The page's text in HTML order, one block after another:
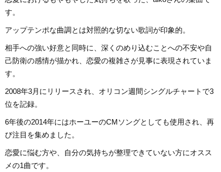
す。
アップテンポな曲調とは対照的な切ない歌詞が印象的。
相手への強い好意と同時に、深くのめり込むことへの不安や自
己防衛の感情が描かれ、恋愛の複雑さが見事に表現されていま
す。
2008年3月にリリースされ、オリコン週間シングルチャートで3
位を記録。
6年後の2014年にはホーユーのCMソングとしても使用され、再
び注目を集めました。
恋愛に悩む方や、自分の気持ちが整理できていない方にオスス
メの1曲です。